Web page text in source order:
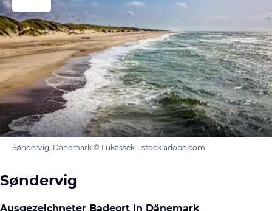
Søndervig, Dänemark © Lukassek - stock.adobe.com
Søndervig
Ausgezeichneter Badeort in Dänemark